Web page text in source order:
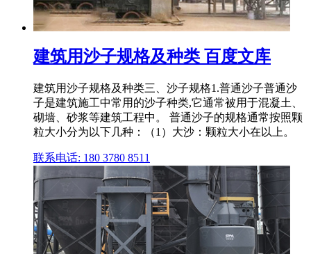
建筑用沙子规格及种类 百度文库
建筑用沙子规格及种类三、沙子规格1.普通沙子普通沙
子是建筑施工中常用的沙子种类,它通常被用于混凝土、
砌墙、砂浆等建筑工程中。 普通沙子的规格通常按照颗
粒大小分为以下几种：（1）大沙：颗粒大小在以上。
联系电话: 180 3780 8511